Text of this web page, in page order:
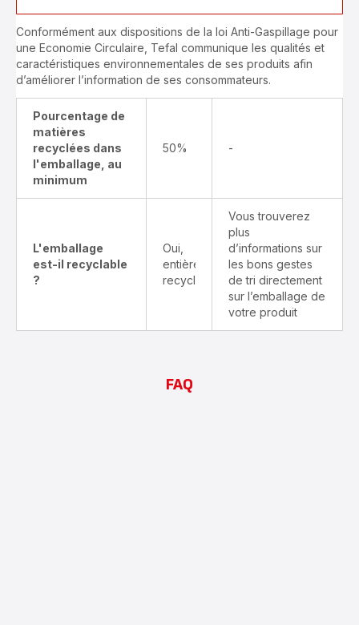
Conformément aux dispositions de la loi Anti-Gaspillage pour
une Economie Circulaire, Tefal communique les qualités et
caractéristiques environnementales de ses produits afin
d’améliorer l’information de ses consommateurs.
Pourcentage de
matières
recyclées dans
l'emballage, au
minimum
50% -
L'emballage
est-il recyclable
?
Oui,
entièrement
recyclable
Vous trouverez
plus
d’informations sur
les bons gestes
de tri directement
sur l’emballage de
votre produit
FAQ